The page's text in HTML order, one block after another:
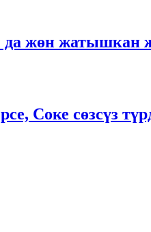
жөн жатышкан
Соке сөзсүз